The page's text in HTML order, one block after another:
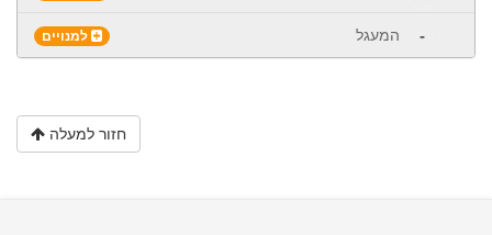
- המעגל למנויים
חזור למעלה